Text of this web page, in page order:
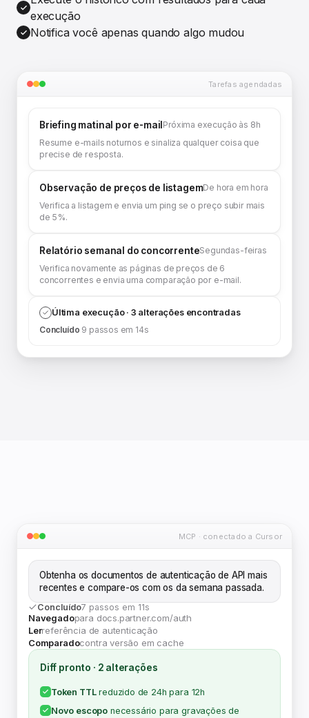
execução
Notifica você apenas quando algo mudou
Tarefas agendadas
Briefing matinal por e-mail Próxima execução às 8h
Resume e-mails noturnos e sinaliza qualquer coisa que
precise de resposta.
Observação de preços de listagemDe hora em hora
Verifica a listagem e envia um ping se o preço subir mais
de 5%.
Relatório semanal do concorrenteSegundas-feiras
Verifica novamente as páginas de preços de 6
concorrentes e envia uma comparação por e-mail.
Última execução · 3 alterações encontradas
Concluído 9 passos em 14s
MCP · conectado a Cursor
Obtenha os documentos de autenticação de API mais
recentes e compare-os com os da semana passada.
Concluído7 passos em 11s
Navegadopara docs.partner.com/auth
Lerreferência de autenticação
Comparadocontra versão em cache
Diff pronto · 2 alterações
Token TTL reduzido de 24h para 12h
Novo escopo necessário para gravações de